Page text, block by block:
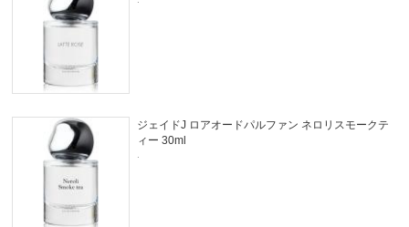
ジェイドJ ロアオードパルファン ネロリスモークテ
ィー 30ml
.